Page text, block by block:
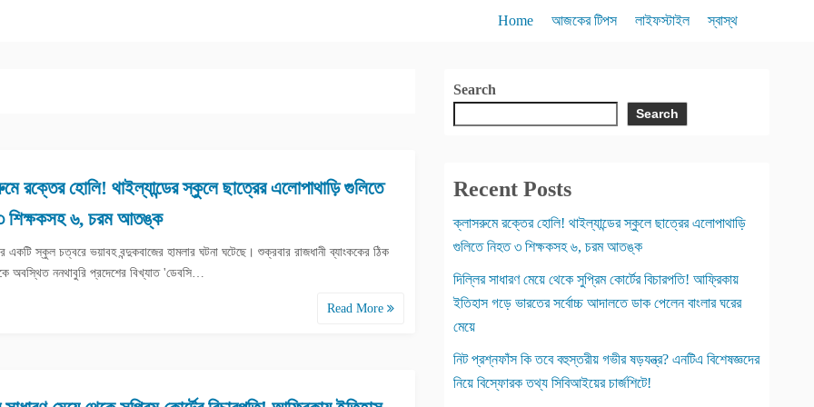
Home আজকের টিপস লাইফস্টাইল স্বাস্থ
রক্তের হোলি! থাইল্যান্ডের স্কুলে ছাত্রের এলোপাথাড়ি গুলিতে
শিক্ষকসহ ৬, চরম আতঙ্ক
একটি স্কুল চত্বরে ভয়াবহ বন্দুকবাজের হামলার ঘটনা ঘটেছে। শুক্রবার রাজধানী ব্যাংককের ঠিক
অবস্থিত ননথাবুরি প্রদেশের বিখ্যাত 'ডেবসি…
Read More
Search
Search
Recent Posts
ক্লাসরুমে রক্তের হোলি! থাইল্যান্ডের স্কুলে ছাত্রের এলোপাথাড়ি
গুলিতে নিহত ৩ শিক্ষকসহ ৬, চরম আতঙ্ক
দিল্লির সাধারণ মেয়ে থেকে সুপ্রিম কোর্টের বিচারপতি! আফ্রিকায়
ইতিহাস গড়ে ভারতের সর্বোচ্চ আদালতে ডাক পেলেন বাংলার ঘরের
মেয়ে
নিট প্রশ্নফাঁস কি তবে বহুস্তরীয় গভীর ষড়যন্ত্র? এনটিএ বিশেষজ্ঞদের
নিয়ে বিস্ফোরক তথ্য সিবিআইয়ের চার্জশিটে!